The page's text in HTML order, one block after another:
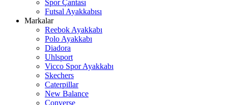
Spor Çantası
Futsal Ayakkabısı
Markalar
Reebok Ayakkabı
Polo Ayakkabı
Diadora
Uhlsport
Vicco Spor Ayakkabı
Skechers
Caterpillar
New Balance
Converse